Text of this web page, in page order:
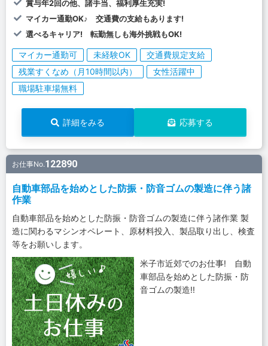
賞与年2回の他、諸手当、福利厚生充実!
マイカー通勤OK♪ 交通費の支給もあります!
選べるキャリア! 転勤無しも海外挑戦もOK!
マイカー通勤可 未経験OK
交通費規定支給
残業すくなめ（月10時間以内）
女性活躍中
職場駐車場無料
詳細をみる 応募する
お仕事No.122890
自動車部品を始めとした防振・防音ゴムの製造に伴う諸
作業
自動車部品を始めとした防振・防音ゴムの製造に伴う諸作業 製
造に関わるマシンオペレート、原材料投入、製品取り出し、検査
等をお願いします。
米子市近郊でのお仕事! 自動
車部品を始めとした防振・防
音ゴムの製造!!